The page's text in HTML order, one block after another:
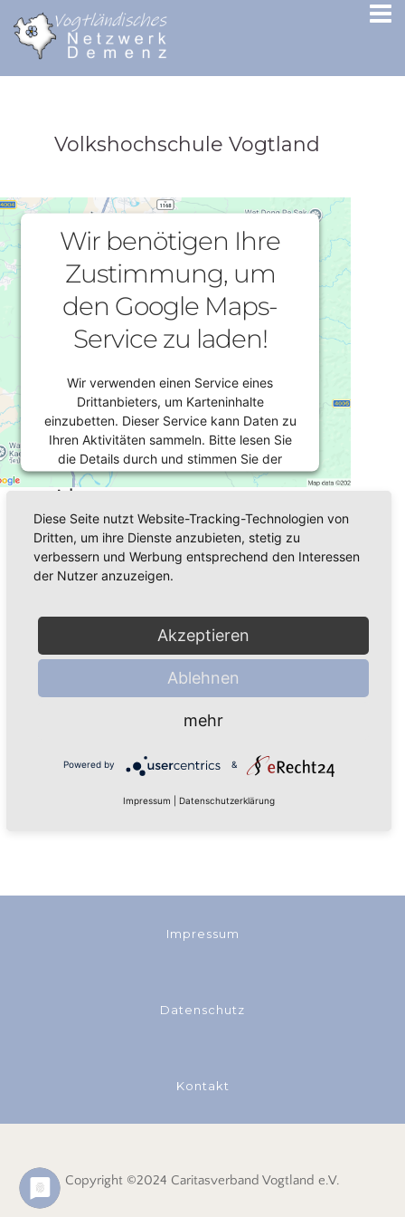
Volkshochschule Vogtland
Wir benötigen Ihre
Zustimmung, um
den Google Maps-
Service zu laden!
Wir verwenden einen Service eines
Drittanbieters, um Karteninhalte
einzubetten. Dieser Service kann Daten zu
Ihren Aktivitäten sammeln. Bitte lesen Sie
die Details durch und stimmen Sie der
Nutzung des Service zu, um diese Karte
Mehr Informationen
Usercentrics Consent
Adresse
Stresemannstraße 92
08527 Plauen
Kommende Veranstaltungen an
<li>Keine Veranstaltungen an diesem Ort</li>
Impressum
Datenschutz
Kontakt
Copyright ©2024 Caritasverband Vogtland e.V.
Diese Seite nutzt Website-Tracking-Technologien von
Dritten, um ihre Dienste anzubieten, stetig zu
verbessern und Werbung entsprechend den Interessen
der Nutzer anzuzeigen.
Akzeptieren
Ablehnen
mehr
Powered by &
Impressum Datenschutzerklärung